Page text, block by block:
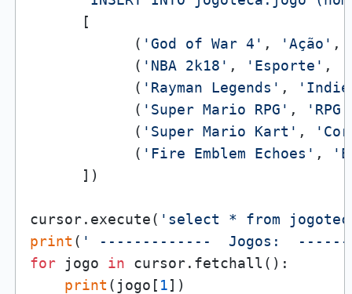
      [
            (
'God of War 4' , 'Ação' ,
            (
'NBA 2k18' , 'Esporte' ,
            (
'Rayman Legends' ,
            (
'Super Mario RPG' , 'RPG'
            (
'Super Mario Kart' ,
            (
'Fire Emblem Echoes' ,
      ])
cursor.execute( 'select * from
print ( ' -------------  Jogos:
for jogo in cursor.fetchall():
print (jogo[ 1])